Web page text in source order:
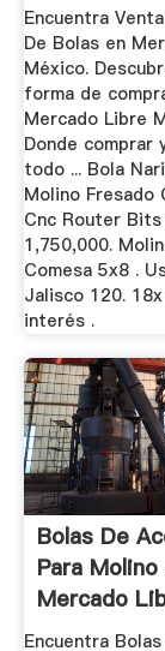
Encuentra
De Bolas en
México.
forma de
Mercado Libre
Donde comprar
todo ... Bola
Molino Fresado
Cnc Router
1,750,000.
Comesa 5x8 .
Jalisco 120.
interés .
Bolas De
Para Molino
Mercado
Encuentra